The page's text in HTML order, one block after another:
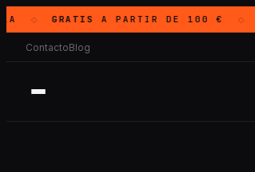
GRATIS A PARTIR DE 100 €
ContactoBlog